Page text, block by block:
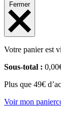
Fermer
Votre panier est
Sous-total : 0,00
Plus que 49€
Voir mon panier